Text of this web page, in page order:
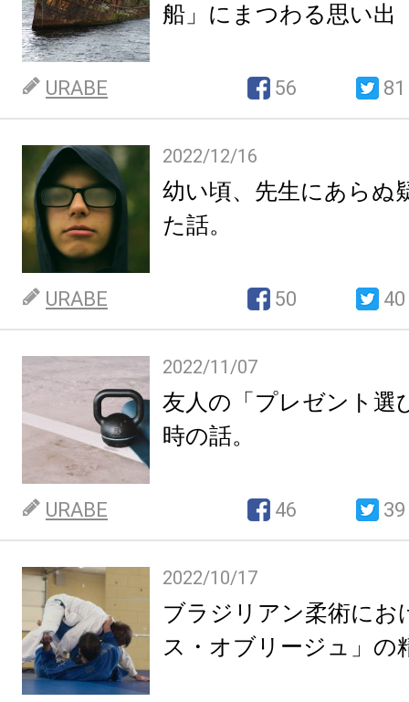
船」にまつわる思い出
URABE 56 81
2022/12/16
幼い頃、先生にあらぬ
た話。
URABE 50 40
2022/11/07
友人の「プレゼント選
時の話。
URABE 46 39
2022/10/17
ブラジリアン柔術にお
ス・オブリージュ」の